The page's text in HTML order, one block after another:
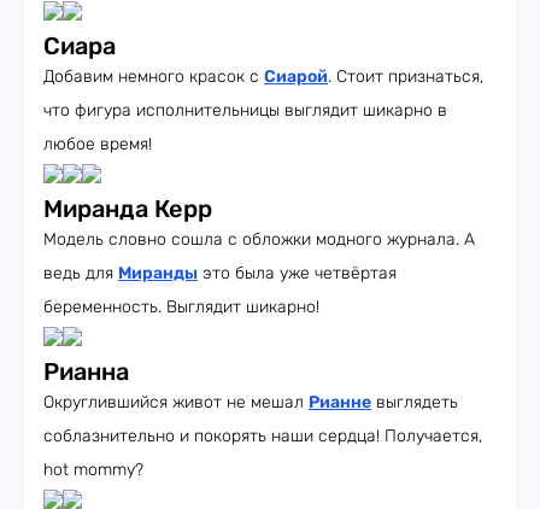
Сиара
Добавим немного красок с Сиарой. Стоит признаться,
что фигура исполнительницы выглядит шикарно в
любое время!
Миранда Керр
Модель словно сошла с обложки модного журнала. А
ведь для Миранды это была уже четвёртая
беременность. Выглядит шикарно!
Рианна
Округлившийся живот не мешал Рианне выглядеть
соблазнительно и покорять наши сердца! Получается,
hot mommy?